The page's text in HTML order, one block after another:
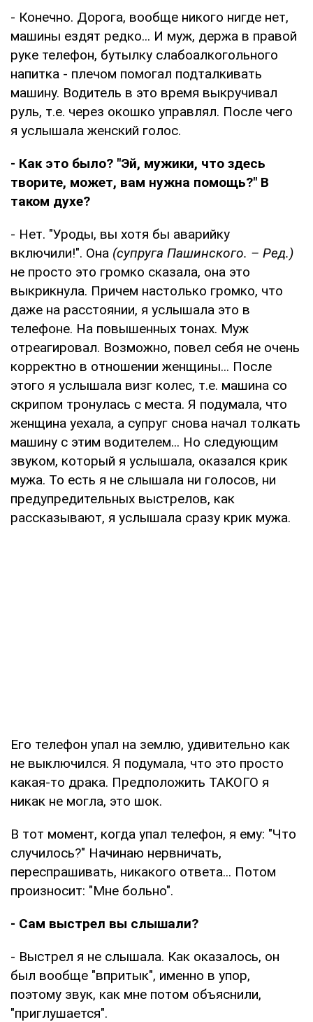
- Конечно. Дорога, вообще никого нигде нет,
машины ездят редко... И муж, держа в правой
руке телефон, бутылку слабоалкогольного
напитка - плечом помогал подталкивать
машину. Водитель в это время выкручивал
руль, т.е. через окошко управлял. После чего
я услышала женский голос.
- Как это было? "Эй, мужики, что здесь
творите, может, вам нужна помощь?" В
таком духе?
- Нет. "Уроды, вы хотя бы аварийку
включили!". Она (супруга Пашинского. – Ред.)
не просто это громко сказала, она это
выкрикнула. Причем настолько громко, что
даже на расстоянии, я услышала это в
телефоне. На повышенных тонах. Муж
отреагировал. Возможно, повел себя не очень
корректно в отношении женщины... После
этого я услышала визг колес, т.е. машина со
скрипом тронулась с места. Я подумала, что
женщина уехала, а супруг снова начал толкать
машину с этим водителем... Но следующим
звуком, который я услышала, оказался крик
мужа. То есть я не слышала ни голосов, ни
предупредительных выстрелов, как
рассказывают, я услышала сразу крик мужа.
Его телефон упал на землю, удивительно как
не выключился. Я подумала, что это просто
какая-то драка. Предположить ТАКОГО я
никак не могла, это шок.
В тот момент, когда упал телефон, я ему: "Что
случилось?" Начинаю нервничать,
переспрашивать, никакого ответа... Потом
произносит: "Мне больно".
- Сам выстрел вы слышали?
- Выстрел я не слышала. Как оказалось, он
был вообще "впритык", именно в упор,
поэтому звук, как мне потом объяснили,
"приглушается".